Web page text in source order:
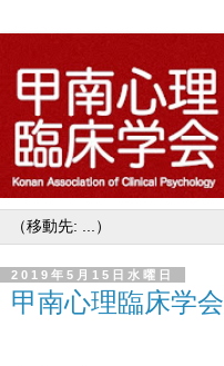
2019年5月15日水曜日
甲南心理臨床学